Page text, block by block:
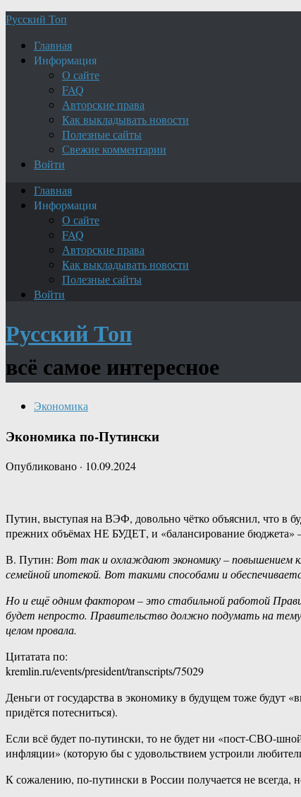
Русский Топ
Главная
Информация
О сайте
FAQ
Авторские права
Как выкладывать новости
Полезные сайты
Свежие комментарии
Войти
Главная
Информация
О сайте
FAQ
Авторские права
Как выкладывать новости
Полезные сайты
Войти
Русский Топ
всё самое интересное
Экономика
Экономика по-Путински
Опубликовано · 10.09.2024
Путин, выступая на ВЭФ, довольно чётко объяснил, что в
прежних объёмах НЕ БУДЕТ, и «балансирование бюджета»
В. Путин: Вот так и охлаждают экономику – повышением
семейной ипотекой. Вот такими способами и
Но и ещё одним фактором – это стабильной работой
будет непросто. Правительство должно подумать на тему
целом провала.
Цитатата по:
kremlin.ru/events/president/transcripts/75029
Деньги от государства в экономику в будущем тоже будут
придётся потесниться).
Если всё будет по-путински, то не будет ни «пост-СВО-
инфляции» (которую бы с удовольствием устроили
К сожалению, по-путински в России получается не всегда,